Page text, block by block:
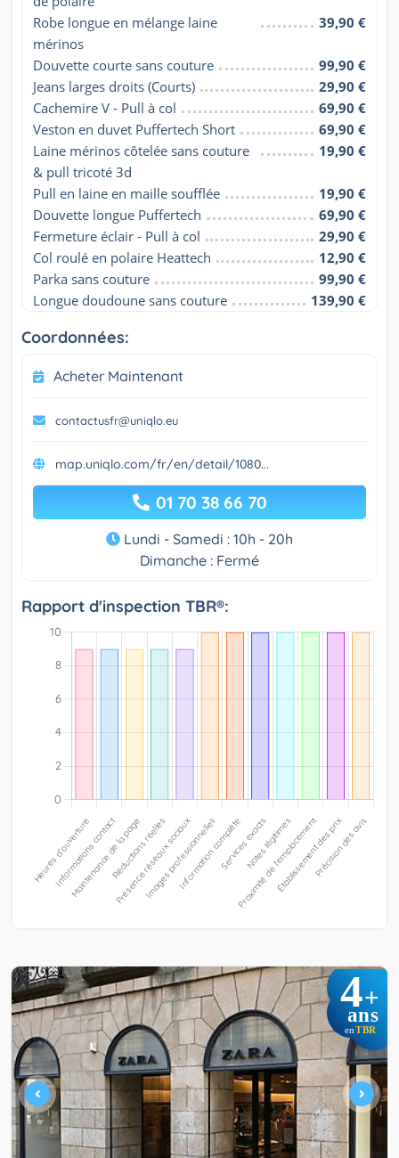
Robe longue en mélange laine
mérinos
39,90 €
Douvette courte sans couture
99,90 €
Jeans larges droits (Courts)
29,90 €
Cachemire V - Pull à col
69,90 €
Veston en duvet Puffertech Short
69,90 €
Laine mérinos côtelée sans couture
& pull tricoté 3d
19,90 €
Pull en laine en maille soufflée
19,90 €
Douvette longue Puffertech
69,90 €
Fermeture éclair - Pull à col
29,90 €
Col roulé en polaire Heattech
12,90 €
Parka sans couture
99,90 €
Longue doudoune sans couture
139,90 €
Coordonnées:
Acheter Maintenant
contactusfr@uniqlo.eu
map.uniqlo.com/fr/en/detail/1080...
01 70 38 66 70
Lundi - Samedi : 10h - 20h
Dimanche : Fermé
Rapport d'inspection TBR®:
4+
ans
en TBR